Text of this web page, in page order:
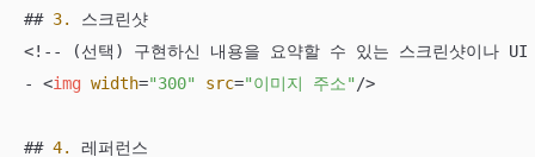
## 3.
스크린샷
<!-- (선택) 구현하신 내용을 요약할 수 있는 스크린샷이나
- <img width="300" src="이미지 주소"/>
## 4.
레퍼런스